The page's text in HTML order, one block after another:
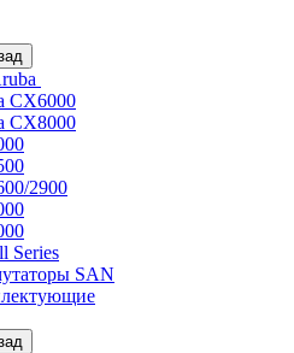
CX6000
CX8000
2900
Series
SAN